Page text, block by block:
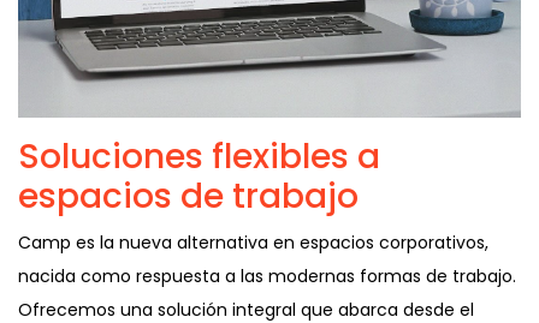
Soluciones flexibles a
espacios de trabajo
Camp es la nueva alternativa en espacios corporativos,
nacida como respuesta a las modernas formas de trabajo.
Ofrecemos una solución integral que abarca desde el